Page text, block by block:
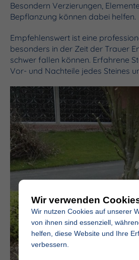
Besondern Verzierungen,
Bepflanzung können dabei helfen.
Empfehlenswert ist eine
besonders in der Zeit der Trauer
schwer fallen können. Erfahrene
Vor- und Nachteile jedes Steines
Wir verwenden
Wir nutzen Cookies auf unserer
von ihnen sind essenziell,
helfen, diese Website und Ihre
verbessern.